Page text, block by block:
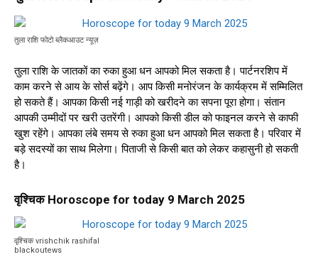
तुला राशि फोटो ब्लैकआउट न्यूज़
तुला राशि के जातकों का रुका हुआ धन आपको मिल सकता है। पार्टनरशिप में
काम करने से आय के सोर्स बढ़ेंगे। आप किसी मनोरंजन के कार्यक्रम में सम्मिलित
हो सकते हैं। आपका किसी नई गाड़ी को खरीदने का सपना पूरा होगा। संतान
आपकी उम्मीदों पर खरी उतरेंगी। आपको किसी डील को फाइनल करने से काफी
खुश रहेंगे। आपका लंबे समय से रुका हुआ धन आपको मिल सकता है। परिवार में
बड़े सदस्यों का साथ मिलेगा। पिताजी से किसी बात को लेकर कहासुनी हो सकती
है।
वृश्चिक Horoscope for today 9 March 2025
वृश्चिक vrishchik rashifal
blackoutews